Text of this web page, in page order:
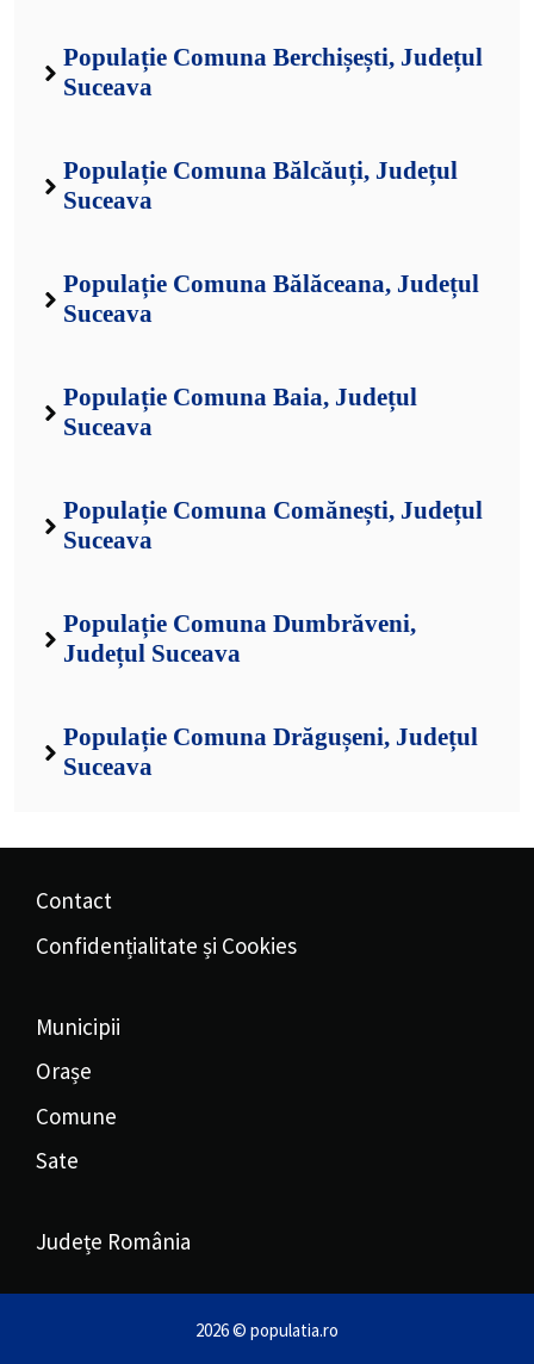
Populație Comuna Berchișești, Județul
Suceava
Populație Comuna Bălcăuți, Județul
Suceava
Populație Comuna Bălăceana, Județul
Suceava
Populație Comuna Baia, Județul
Suceava
Populație Comuna Comănești, Județul
Suceava
Populație Comuna Dumbrăveni,
Județul Suceava
Populație Comuna Drăgușeni, Județul
Suceava
Contact
Confidențialitate și Cookies
Municipii
Orașe
Comune
Sate
Județe România
2026 © populatia.ro